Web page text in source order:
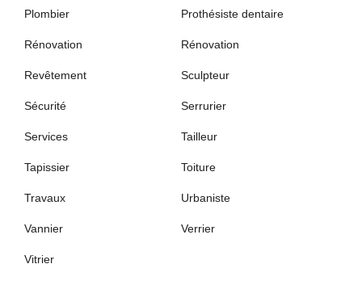
Plombier Prothésiste dentaire
Rénovation Rénovation
Revêtement Sculpteur
Sécurité Serrurier
Services Tailleur
Tapissier Toiture
Travaux Urbaniste
Vannier Verrier
Vitrier